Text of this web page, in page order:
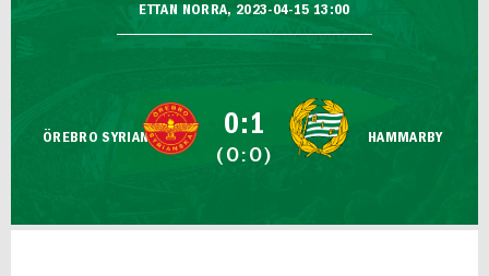
ETTAN NORRA, 2023-04-15 13:00
ÖREBRO SYRIANSKA 0:1
(0:0)
HAMMARBY